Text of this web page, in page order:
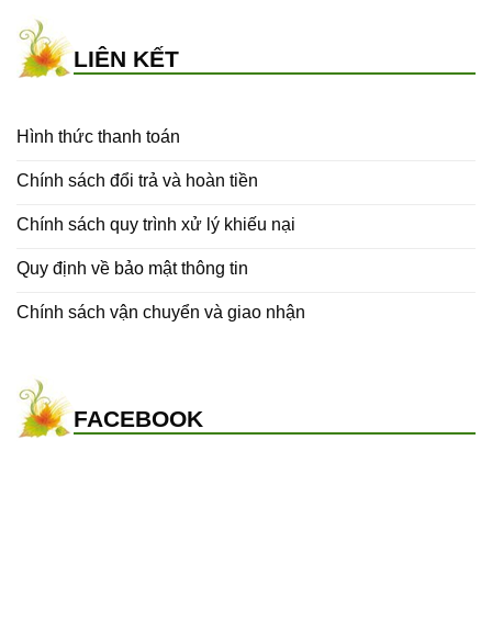
LIÊN KẾT
Hình thức thanh toán
Chính sách đổi trả và hoàn tiền
Chính sách quy trình xử lý khiếu nại
Quy định về bảo mật thông tin
Chính sách vận chuyển và giao nhận
FACEBOOK